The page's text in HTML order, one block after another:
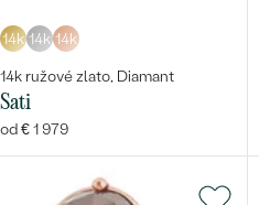
14k 14k 14k
14k ružové zlato, Diamant
Sati
od € 1 979